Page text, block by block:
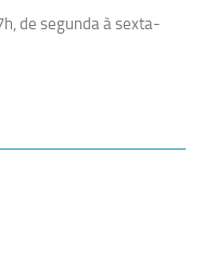
de segunda à sexta-